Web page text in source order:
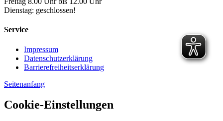
Dienstag: geschlossen!
Service
Impressum
Datenschutzerklärung
Barrierefreiheitserklärung
Seitenanfang
Cookie-Einstellungen